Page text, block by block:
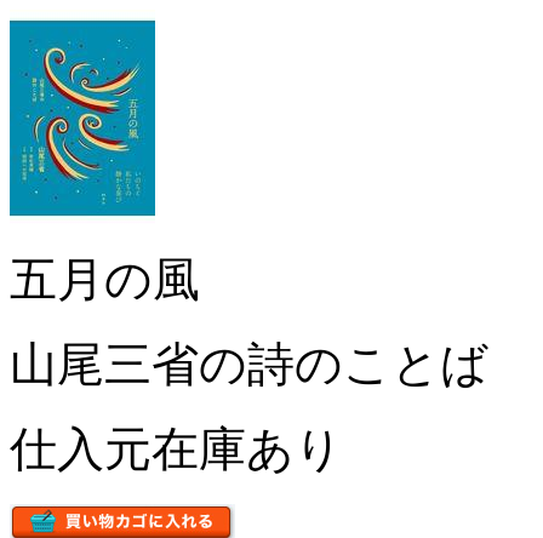
五月の風
山尾三省の詩のことば
仕入元在庫あり